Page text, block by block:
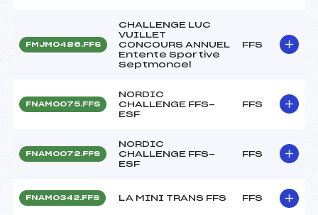
FMJM0486.FFS
CHALLENGE LUC
VUILLET
CONCOURS ANNUEL
Entente Sportive
Septmoncel
FFS
FNAM0075.FFS
NORDIC
CHALLENGE FFS-
ESF
FFS
FNAM0072.FFS
NORDIC
CHALLENGE FFS-
ESF
FFS
FNAM0342.FFS LA MINI TRANS FFS FFS